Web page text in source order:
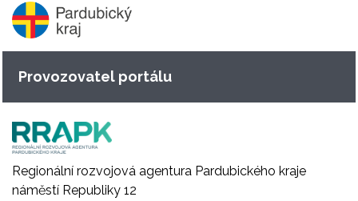
Provozovatel portálu
Regionální rozvojová agentura Pardubického kraje
náměstí Republiky 12